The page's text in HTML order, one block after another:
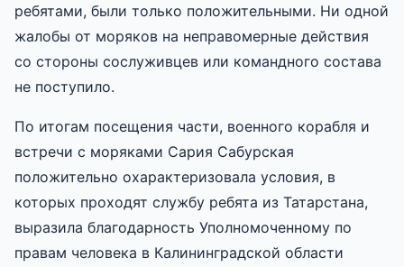
ребятами, были только положительными. Ни одной
жалобы от моряков на неправомерные действия
со стороны сослуживцев или командного состава
не поступило.
По итогам посещения части, военного корабля и
встречи с моряками Сария Сабурская
положительно охарактеризовала условия, в
которых проходят службу ребята из Татарстана,
выразила благодарность Уполномоченному по
правам человека в Калининградской области